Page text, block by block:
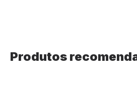
Produtos